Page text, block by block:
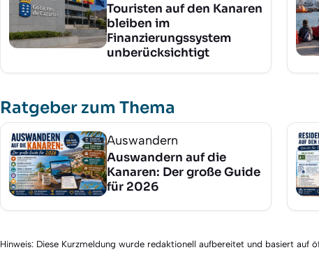
Touristen auf den Kanaren
bleiben im
Finanzierungssystem
unberücksichtigt
Ratgeber zum Thema
Auswandern
Auswandern auf die
Kanaren: Der große Guide
für 2026
Hinweis: Diese Kurzmeldung wurde redaktionell aufbereitet und basiert auf